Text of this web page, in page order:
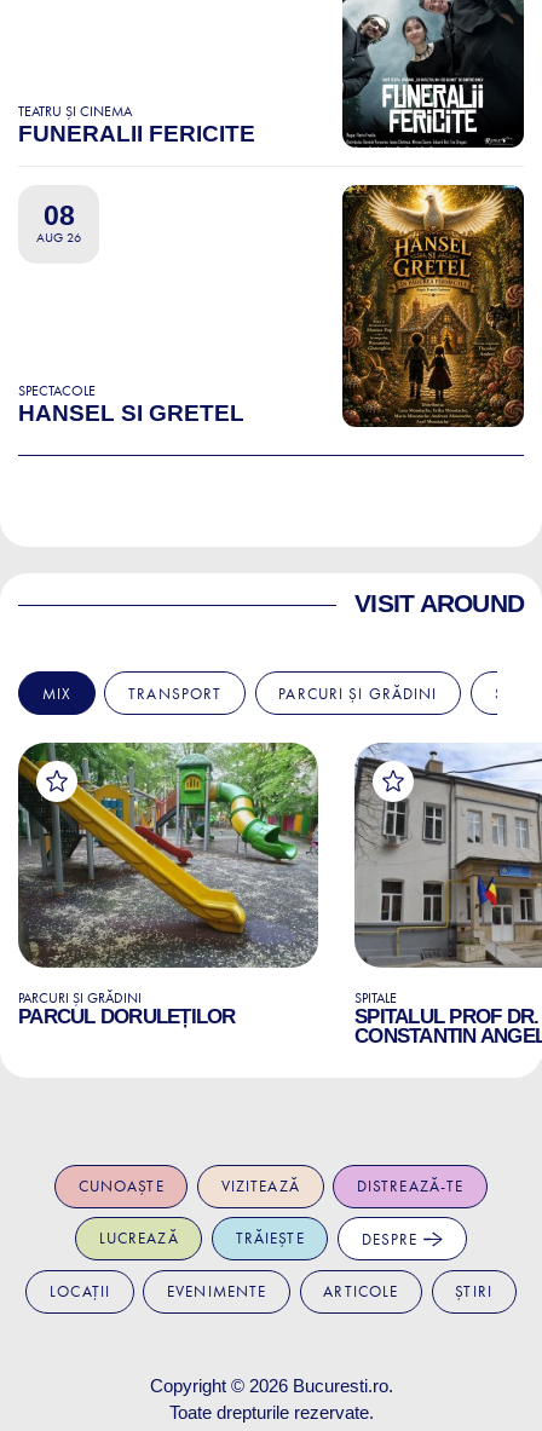
TEATRU ȘI CINEMA
FUNERALII FERICITE
08
AUG 26
SPECTACOLE
HANSEL SI GRETEL
VISIT AROUND
MIX TRANSPORT PARCURI ȘI GRĂDINI
PARCURI ȘI GRĂDINI
PARCUL DORULEȚILOR
SPITALE
SPITALUL PROF DR.
CONSTANTIN
CUNOAȘTE VIZITEAZĂ DISTREAZĂ-TE
LUCREAZĂ TRĂIEȘTE DESPRE
LOCAȚII EVENIMENTE ARTICOLE ȘTIRI
Copyright © 2026 Bucuresti.ro.
Toate drepturile rezervate.